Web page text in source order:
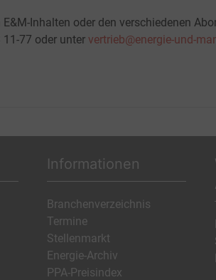
Inhalten oder den verschiedenen
77 oder unter vertrieb@energie-und-
Informationen
Branchenverzeichnis
Termine
Stellenmarkt
Energie-Archiv
PPA-Preisindex